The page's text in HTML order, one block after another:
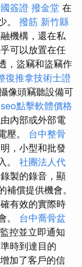
簽證 撥金堂 在
。 撥筋 新竹縣
機構，還在私
可以放置在任
，盜竊和盜竊作
復推拿技術士證
像頭竊聽設備可
seo點擊軟體價格
內部或外部電
壓。 台中整骨
，小型和批發
。 社團法人代
製的錄音，顯
償提供機會。
有效的實際時
。 台中喬骨盆
控並立即通知
時到達目的
加了客戶的信